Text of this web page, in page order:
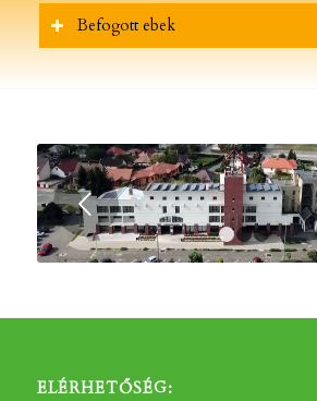
Befogott ebek
Következő
ELÉRHETŐSÉG: